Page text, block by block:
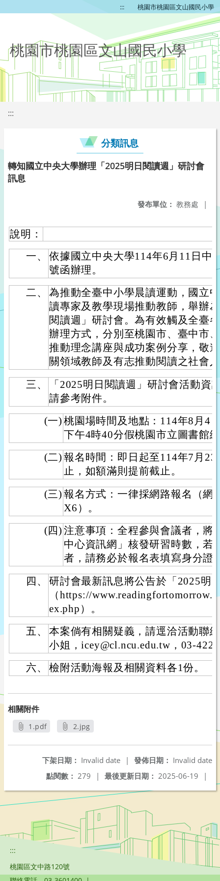
::: 桃園市桃園區文山國民小學
桃園市桃園區文山國民小學
:::
分類訊息
轉知國立中央大學辦理「2025明日閱讀週」研討會
訊息
發布單位： 教務處 |
說明：
一、
依據國立中央大學114年6月11日中
號函辦理。
二、
為推動全臺中小學晨讀運動，國立
讀專家及教學現場推動教師，舉辦
閱讀週」研討會。為有效觸及全臺
辦理方式，分別至桃園市、臺中市
推動理念講座與成功案例分享，敬
關領域教師及有志推動閱讀之社會
三、
「2025明日閱讀週」研討會活動資
請參考附件。
(一) 桃園場時間及地點：114年8月4
下午4時40分假桃園市立圖書館
(二) 報名時間：即日起至114年7月
止，如額滿則提前截止。
(三) 報名方式：一律採網路報名（網
X6）。
(四) 注意事項：全程參與會議者，將
中心資訊網」核發研習時數，若
者，請務必於報名表填寫身分證
四、
研討會最新訊息將公告於「2025明
（https://
ex.php）。
五、
本案倘有相關疑義，請逕洽活動聯
小姐，icey@cl.ncu.edu.tw，03-
六、
檢附活動海報及相關資料各1份。
相關附件
1.pdf
2.jpg
發佈日期： Invalid date
下架日期： Invalid date
|
最後更新日期： 2025-06-19 |
點閱數： 279 |
:::
桃園區文中路120號